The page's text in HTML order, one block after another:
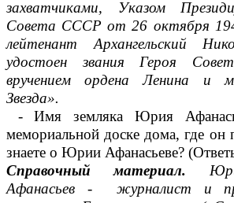
захватчиками, Указом
Совета СССР от 26 октября
лейтенант Архангельский
удостоен звания Героя
вручением ордена Ленина и
Звезда».
- Имя земляка Юрия
мемориальной доске дома, где
знаете о Юрии Афанасьеве?
Справочный материал.
Афанасьев - журналист и